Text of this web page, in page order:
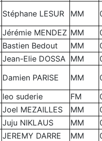
Stéphane LESUR MM
Jérémie MENDEZ MM
Bastien Bedout MM
Jean-Elie DOSSA MM
Damien PARISE MM
leo suderie FM
Joel MEZAILLES MM
Juju NIKLAUS MM
JEREMY DARRE MM